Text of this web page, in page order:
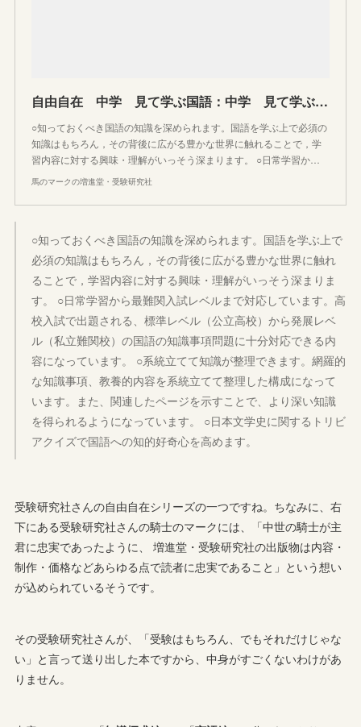
自由自在 中学 見て学ぶ国語：中学 見て学ぶ国語 - 中学生の方｜馬のマークの増進堂・受験研究社
○知っておくべき国語の知識を深められます。国語を学ぶ上で必須の
知識はもちろん，その背後に広がる豊かな世界に触れることで，学
習内容に対する興味・理解がいっそう深まります。 ○日常学習か…
馬のマークの増進堂・受験研究社
○知っておくべき国語の知識を深められます。国語を学ぶ上で
必須の知識はもちろん，その背後に広がる豊かな世界に触れ
ることで，学習内容に対する興味・理解がいっそう深まりま
す。 ○日常学習から最難関入試レベルまで対応しています。高
校入試で出題される、標準レベル（公立高校）から発展レベ
ル（私立難関校）の国語の知識事項問題に十分対応できる内
容になっています。 ○系統立てて知識が整理できます。網羅的
な知識事項、教養的内容を系統立てて整理した構成になって
います。また、関連したページを示すことで、より深い知識
を得られるようになっています。 ○日本文学史に関するトリビ
アクイズで国語への知的好奇心を高めます。
受験研究社さんの自由自在シリーズの一つですね。ちなみに、右
下にある受験研究社さんの騎士のマークには、「中世の騎士が主
君に忠実であったように、 増進堂・受験研究社の出版物は内容・
制作・価格などあらゆる点で読者に忠実であること」という想い
が込められているそうです。
その受験研究社さんが、「受験はもちろん、でもそれだけじゃな
い」と言って送り出した本ですから、中身がすごくないわけがあ
りません。